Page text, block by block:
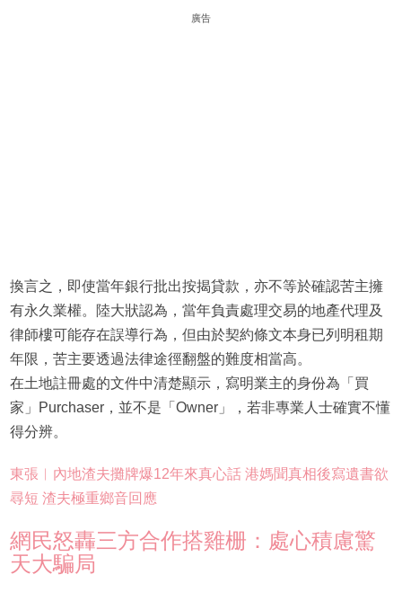
廣告
換言之，即使當年銀行批出按揭貸款，亦不等於確認苦主擁
有永久業權。陸大狀認為，當年負責處理交易的地產代理及
律師樓可能存在誤導行為，但由於契約條文本身已列明租期
年限，苦主要透過法律途徑翻盤的難度相當高。
在土地註冊處的文件中清楚顯示，寫明業主的身份為「買
家」Purchaser，並不是「Owner」，若非專業人士確實不懂
得分辨。
東張︱內地渣夫攤牌爆12年來真心話 港媽聞真相後寫遺書欲
尋短 渣夫極重鄉音回應
網民怒轟三方合作搭雞栅：處心積慮驚
天大騙局